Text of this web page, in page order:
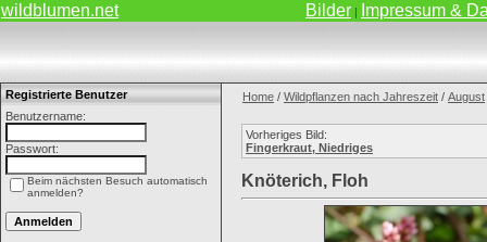
wildblumen.net Bilder | Impressum &
Registrierte Benutzer
Benutzername:
Passwort:
Beim nächsten Besuch automatisch
anmelden?
Home / Wildpflanzen nach Jahreszeit / August
Vorheriges Bild:
Fingerkraut, Niedriges
Knöterich, Floh